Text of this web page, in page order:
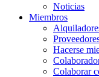
Noticias
Miembros
Hacerse
Colaborar